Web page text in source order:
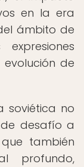
en la era
ámbito de
de
soviética no
desafío a
también
profundo,